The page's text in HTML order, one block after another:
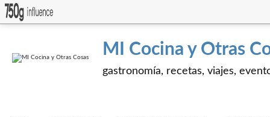
MI Cocina y Otras
gastronomía, recetas, viajes,